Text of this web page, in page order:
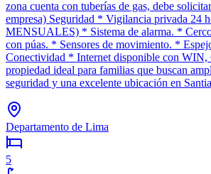
zona cuenta con tuberías de gas, debe
empresa) Seguridad * Vigilancia privada 24
MENSUALES) * Sistema de alarma. *
con púas. * Sensores de movimiento. *
Conectividad * Internet disponible con WIN,
propiedad ideal para familias que buscan
seguridad y una excelente ubicación en
Departamento de Lima
5